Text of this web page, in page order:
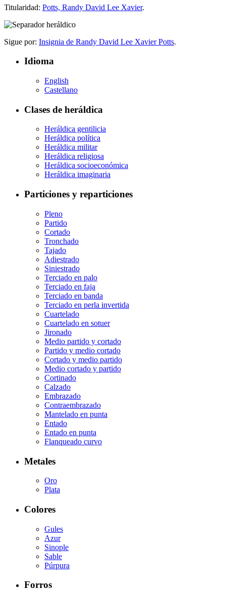
Titularidad: Potts, Randy David Lee Xavier.
Sigue por: Insignia de Randy David Lee Xavier Potts.
Idioma
English
Castellano
Clases de heráldica
Heráldica gentilicia
Heráldica política
Heráldica militar
Heráldica religiosa
Heráldica socioeconómica
Heráldica imaginaria
Particiones y reparticiones
Pleno
Partido
Cortado
Tronchado
Tajado
Adiestrado
Siniestrado
Terciado en palo
Terciado en faja
Terciado en banda
Terciado en perla invertida
Cuartelado
Cuartelado en sotuer
Jironado
Medio partido y cortado
Partido y medio cortado
Cortado y medio partido
Medio cortado y partido
Cortinado
Calzado
Embrazado
Contraembrazado
Mantelado en punta
Entado
Entado en punta
Flanqueado curvo
Metales
Oro
Plata
Colores
Gules
Azur
Sinople
Sable
Púrpura
Forros